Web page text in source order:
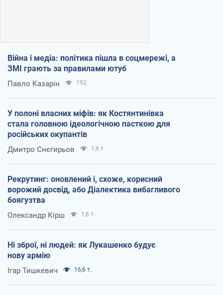
Війна і медіа: політика пішла в соцмережі, а
ЗМІ грають за правилами ютуб
Павло Казарін 192
У полоні власних міфів: як Костянтинівка
стала головною ідеологічною пасткою для
російських окупантів
Дмитро Снєгирьов 1,6 т.
Рекрутинг: оновлений і, схоже, корисний
ворожий досвід, або Діалектика вибагливого
боягузтва
Олександр Кірш 1,6 т.
Ні зброї, ні людей: як Лукашенко будує
нову армію
Ігар Тишкевич 16,6 т.